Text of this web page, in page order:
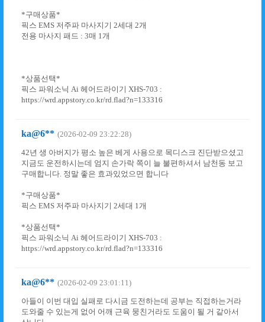
*구매상품*
픽스 EMS 저주파 마사지기 2세대 2개
전용 마사지 패드 : 3매 1개
*상품선택*
픽스 파워소닉 Ai 헤어드라이기 XHS-703 :
https://wrd.appstory.co.kr/rd.flad?n=133316
ka@6** (2026-02-09 23:22:28)
42년 생 아버지가 평소 높은 베게 사용으로 목디스크 진단받으셨고
지금도 운전하시는데 엄지 손가락 쪽이 늘 불편하셔서 남천동 보고
구매합니다. 정말 좋은 효과있었으면 합니다
*구매상품*
픽스 EMS 저주파 마사지기 2세대 1개
*상품선택*
픽스 파워소닉 Ai 헤어드라이기 XHS-703 :
https://wrd.appstory.co.kr/rd.flad?n=133316
ka@6** (2026-02-09 23:01:11)
아들이 이번 대입 실패로 다시금 도전하는데 공부는 직접하는거라
도와줄 수 있는게 없어 어깨 근육 뭉친거라도 도움이 될 거 같아서